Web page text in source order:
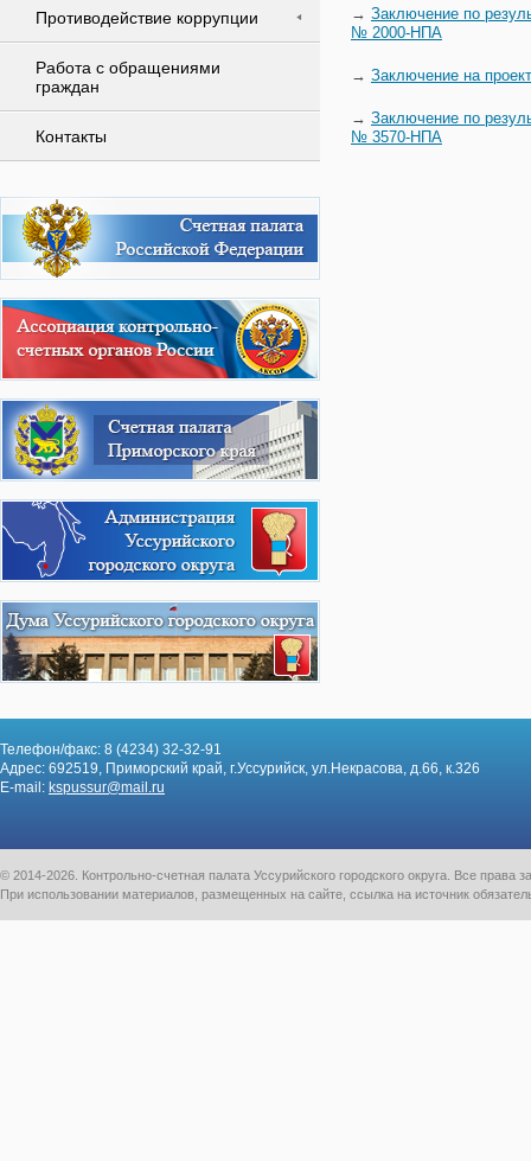
Противодействие коррупции
Работа с обращениями
граждан
Контакты
→ Заключение по
№ 2000-НПА
→ Заключение на
→ Заключение по
№ 3570-НПА
Телефон/факс: 8 (4234) 32-32-91
Адрес: 692519, Приморский край, г.Уссурийск, ул.Некрасова, д.66, к.326
E-mail: kspussur@mail.ru
© 2014-2026. Контрольно-счетная палата Уссурийского городского округа. Все права
При использовании материалов, размещенных на сайте, ссылка на источник